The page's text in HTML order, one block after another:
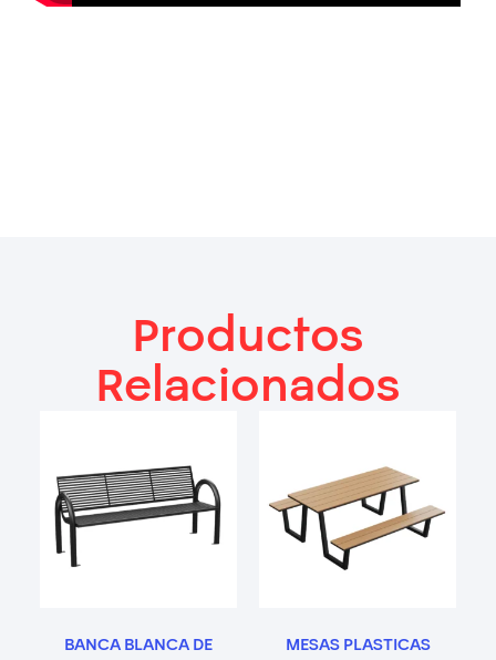
Productos
Relacionados
BANCA BLANCA DE
MESAS PLASTICAS